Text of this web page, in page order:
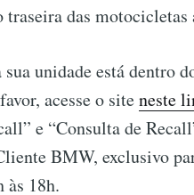
traseira das motocicletas
unidade está dentro
acesse o siteneste
e “Consulta de
BMW, exclusivo
às 18h.